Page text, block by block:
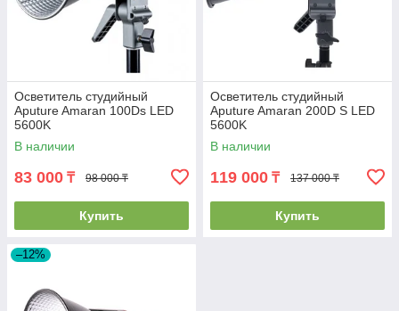
Осветитель студийный
Aputure Amaran 100Ds LED
5600K
В наличии
83 000 ₸ 98 000 ₸
Купить
Осветитель студийный
Aputure Amaran 200D S LED
5600K
В наличии
119 000 ₸ 137 000 ₸
Купить
–12%